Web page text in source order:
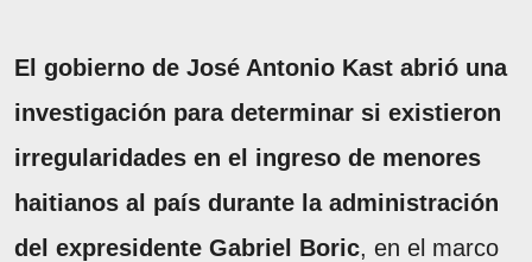
El gobierno de José Antonio Kast abrió una
investigación para determinar si existieron
irregularidades en el ingreso de menores
haitianos al país durante la administración
del expresidente Gabriel Boric, en el marco